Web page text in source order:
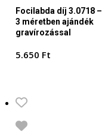
Focilabda díj 3.0718 –
3 méretben ajándék
gravírozással
5.650 Ft